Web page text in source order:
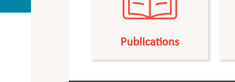
Publications